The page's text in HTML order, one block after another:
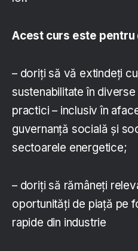
Acest curs este
– doriți să vă extindeți
sustenabilitate în
practici – inclusiv în
guvernanță socială și
sectoarele energetice;
– doriți să rămâneți
oportunități de piață pe
rapide din industrie